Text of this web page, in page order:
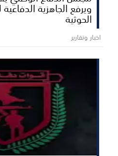
ويرفع الجاهزية
الحوثية
اخبار وتقارير